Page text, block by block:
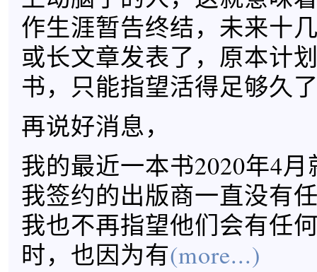
作生涯暂告终结，未来十
或长文章发表了，原本计
书，只能指望活得足够久
再说好消息，
我的最近一本书2020年4
我签约的出版商一直没有
我也不再指望他们会有任
时，也因为有(more...)